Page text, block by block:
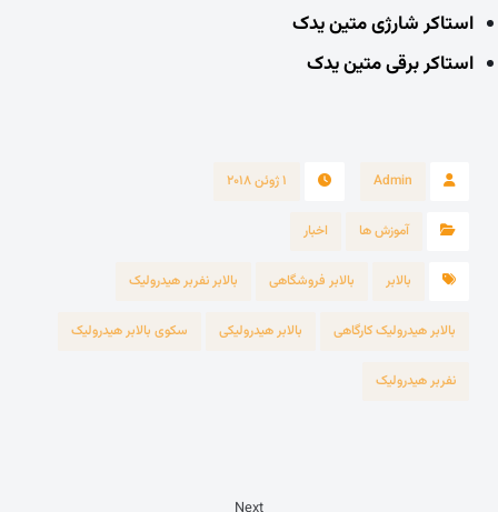
استاکر شارژی متین یدک
استاکر برقی متین یدک
Admin ۱ ژوئن ۲۰۱۸
آموزش ها اخبار
بالابر بالابر فروشگاهی بالابر نفربر هیدرولیک
بالابر هیدرولیک کارگاهی بالابر هیدرولیکی سکوی بالابر هیدرولیک
نفربر هیدرولیک